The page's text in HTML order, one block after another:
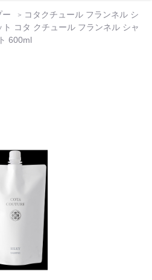
ー
コタクチュール フランネル シ
コタ クチュール フランネル シャ
600ml